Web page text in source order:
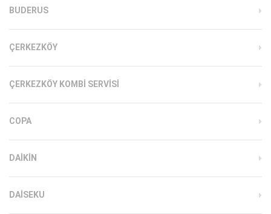
BUDERUS
ÇERKEZKÖY
ÇERKEZKÖY KOMBI SERVISI
COPA
DAIKIN
DAISEKU